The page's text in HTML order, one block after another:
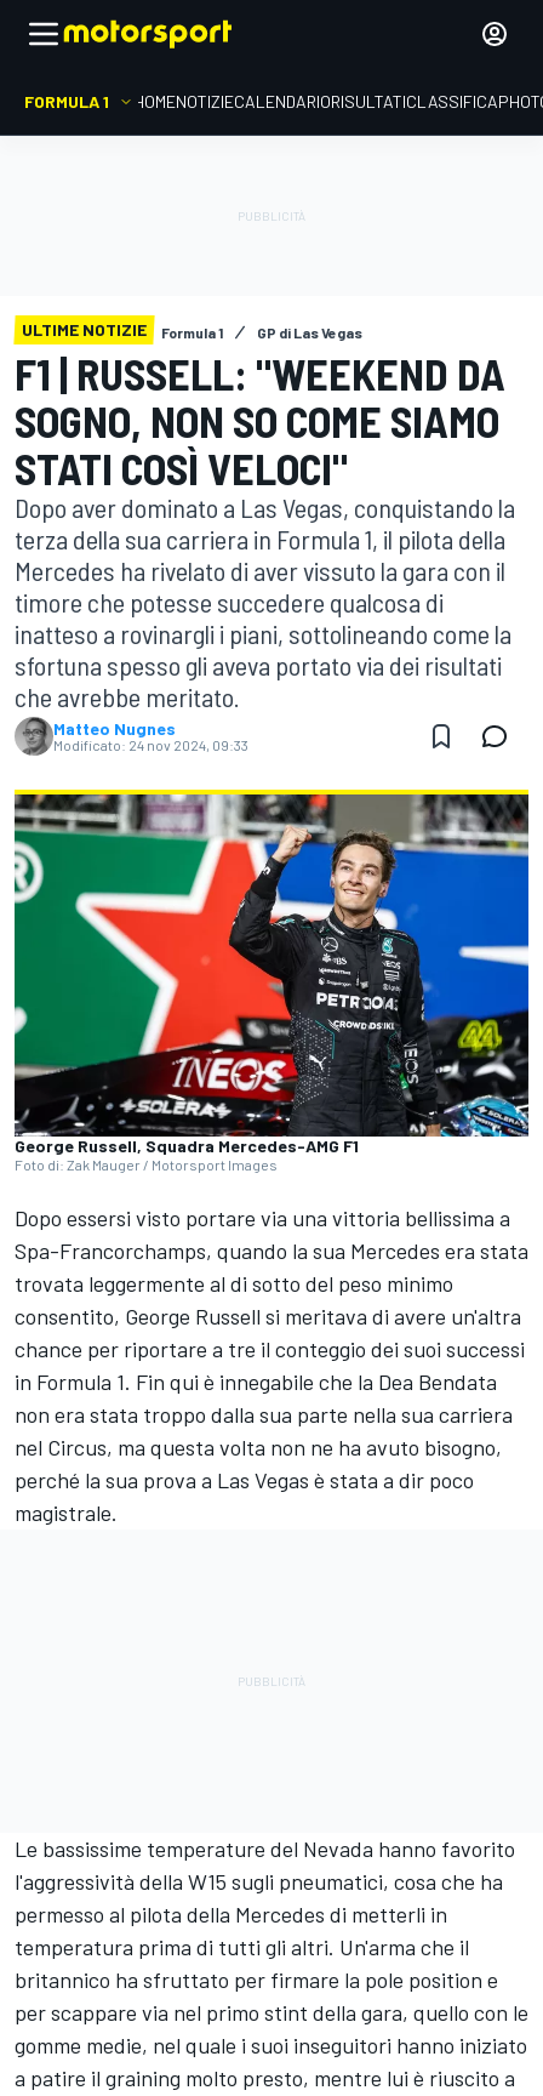
FORMULA 1 HOMENOTIZIECALENDARIORISULTATICLASSIFICA
ULTIME NOTIZIE Formula 1 GP di Las Vegas
F1 | RUSSELL: "WEEKEND DA
SOGNO, NON SO COME SIAMO
STATI COSÌ VELOCI"
Dopo aver dominato a Las Vegas, conquistando la
terza della sua carriera in Formula 1, il pilota della
Mercedes ha rivelato di aver vissuto la gara con il
timore che potesse succedere qualcosa di
inatteso a rovinargli i piani, sottolineando come la
sfortuna spesso gli aveva portato via dei risultati
che avrebbe meritato.
Matteo Nugnes
Modificato: 24 nov 2024, 09:33
George Russell, Squadra Mercedes-AMG F1
Foto di: Zak Mauger / Motorsport Images
Dopo essersi visto portare via una vittoria bellissima a
Spa-Francorchamps, quando la sua Mercedes era stata
trovata leggermente al di sotto del peso minimo
consentito, George Russell si meritava di avere un'altra
chance per riportare a tre il conteggio dei suoi successi
in Formula 1. Fin qui è innegabile che la Dea Bendata
non era stata troppo dalla sua parte nella sua carriera
nel Circus, ma questa volta non ne ha avuto bisogno,
perché la sua prova a Las Vegas è stata a dir poco
magistrale.
Le bassissime temperature del Nevada hanno favorito
l'aggressività della W15 sugli pneumatici, cosa che ha
permesso al pilota della Mercedes di metterli in
temperatura prima di tutti gli altri. Un'arma che il
britannico ha sfruttato per firmare la pole position e
per scappare via nel primo stint della gara, quello con le
gomme medie, nel quale i suoi inseguitori hanno iniziato
a patire il graining molto presto, mentre lui è riuscito a